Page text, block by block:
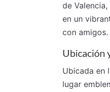
de
en un
con amigos.
Ubicación
Ubicada en
lugar